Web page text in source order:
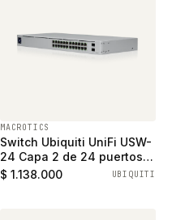
MACROTICS
Switch Ubiquiti UniFi USW-
24 Capa 2 de 24 puertos
ethernet gigabit y 2
$ 1.138.000 UBIQUITI